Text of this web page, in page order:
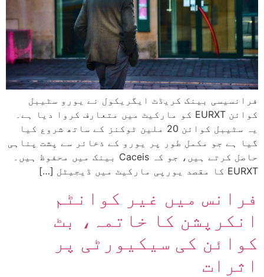
فرانسیسی بینک کریڈٹ ایگریکول نے یورو سٹیبل
کوائن EURXT کو مارکیٹ میں متعارف کروا دیا ہے۔
یہ سٹیبل کوائن 20 ملین ٹوکنز کے ساتھ شروع کیا
گیا ہے جو مکمل طور پر یورو کے ذخائر سے پشت پناہی
حاصل کرتے ہیں، جو کہ Caceis بینک میں محفوظ ہیں۔
EURXT کا مقصد یورپی مارکیٹ میں ڈیجیٹل […]
فرانس میں غیر کوانٹم
انکرپشن کا خاتمہ، بٹ
کوائن کی سیکیورٹی پر
اثرات